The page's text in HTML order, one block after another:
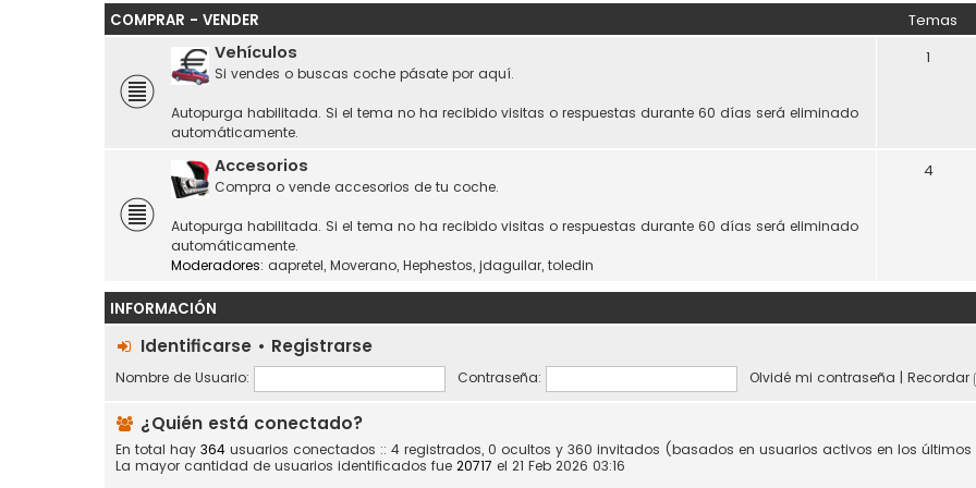
COMPRAR - VENDER Temas
Vehículos
Si vendes o buscas coche pásate por aquí.
Autopurga habilitada. Si el tema no ha recibido visitas o respuestas durante 60 días será eliminado
automáticamente.
1
Accesorios
Compra o vende accesorios de tu coche.
Autopurga habilitada. Si el tema no ha recibido visitas o respuestas durante 60 días será eliminado
automáticamente.
Moderadores: aapretel, Moverano, Hephestos, jdaguilar, toledin
4
INFORMACIÓN
Identificarse • Registrarse
Nombre de Usuario: Contraseña: Olvidé mi contraseña | Recordar
¿Quién está conectado?
En total hay 364 usuarios conectados :: 4 registrados, 0 ocultos y 360 invitados (basados en usuarios activos en los
La mayor cantidad de usuarios identificados fue 20717 el 21 Feb 2026 03:16